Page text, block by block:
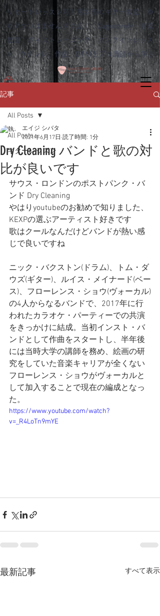
リモートレッスン可！熊本市のギター教室 ゆ
めタウンはませんすぐ近く｜Dagocomfy 音楽
教室 ボイストレーニング オンラインレッス
ン、ウクレレ、作曲、DTMをプロ講師から学ぶ
記事
All Posts
ギターレッスン
All Posts
Dry Cleaning バンドと歌の対
比が良いです
エイジ シバタ
2021年6月17日 読了時間: 1分
サウス・ロンドンのポストパンク・バ
ンド Dry Cleaning
やはりyoutubeのお勧めで知りました、
KEXPの選ぶアーティスト好きです
歌はクールなんだけどバンドが熱い感
じで良いですね
ニック・バクストン(ドラム)、トム・ダ
ウズ(ギター)、ルイス・メイナード(ベー
ス)、フローレンス・ショウ(ヴォーカル)
の4人からなるバンドで、2017年に行
われたカラオケ・パーティーでの共演
をきっかけに結成。当初インスト・バ
ンドとして作曲をスタートし、半年後
には当時大学の講師を務め、絵画の研
究をしていた音楽キャリアが全くない
フローレンス・ショウがヴォーカルと
して加入することで現在の編成となっ
た。
https://www.youtube.com/watch?
v=_R4LoTn9mYE
最新記事 すべて表示